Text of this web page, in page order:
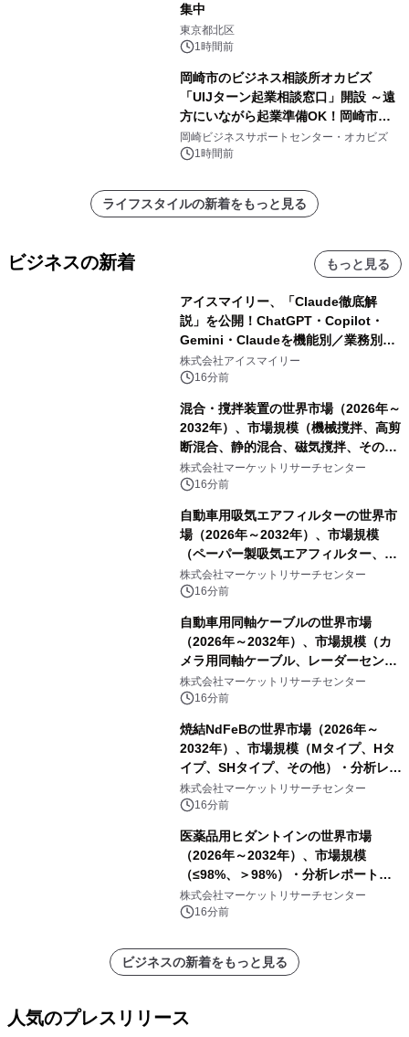
集中
東京都北区
1時間前
岡崎市のビジネス相談所オカビズ
「UIJターン起業相談窓口」開設 ～遠
方にいながら起業準備OK！岡崎市を
挑戦者があつまるまちに～
岡崎ビジネスサポートセンター・オカビズ
1時間前
ライフスタイルの新着をもっと見る
ビジネスの新着 もっと見る
アイスマイリー、「Claude徹底解
説」を公開！ChatGPT・Copilot・
Gemini・Claudeを機能別／業務別に
比較―自社に合う生成AIの選び方がわ
かる実践ガイド
株式会社アイスマイリー
16分前
混合・撹拌装置の世界市場（2026年～
2032年）、市場規模（機械撹拌、高剪
断混合、静的混合、磁気撹拌、その
他）・分析レポートを発表
株式会社マーケットリサーチセンター
16分前
自動車用吸気エアフィルターの世界市
場（2026年～2032年）、市場規模
（ペーパー製吸気エアフィルター、ガ
ーゼ製吸気エアフィルター、フォーム
製吸気エアフィルター）・分析レポー
株式会社マーケットリサーチセンター
16分前
自動車用同軸ケーブルの世界市場
（2026年～2032年）、市場規模（カ
メラ用同軸ケーブル、レーダーセンサ
ー用同軸ケーブル、ディスプレイ用同
軸ケーブル、アンテナ用同軸ケーブ
株式会社マーケットリサーチセンター
16分前
焼結NdFeBの世界市場（2026年～
2032年）、市場規模（Mタイプ、Hタ
イプ、SHタイプ、その他）・分析レポ
ートを発表
株式会社マーケットリサーチセンター
16分前
医薬品用ヒダントインの世界市場
（2026年～2032年）、市場規模
（≤98%、＞98%）・分析レポートを
発表
株式会社マーケットリサーチセンター
16分前
ビジネスの新着をもっと見る
人気のプレスリリース